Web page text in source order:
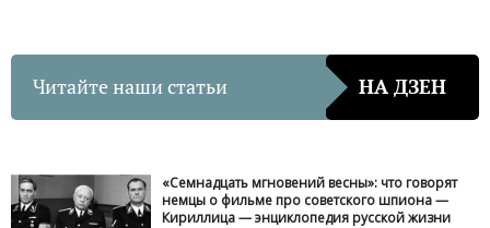
Читайте наши статьи НА ДЗЕН
«Семнадцать мгновений весны»: что говорят
немцы о фильме про советского шпиона —
Кириллица — энциклопедия русской жизни